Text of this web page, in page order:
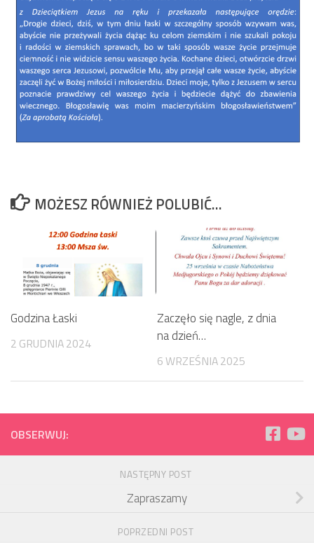
MOŻESZ RÓWNIEŻ POLUBIĆ…
Godzina Łaski
2 GRUDNIA 2024
Zaczęło się nagle, z dnia
na dzień…
6 WRZEŚNIA 2025
OBSERWUJ:
NASTĘPNY POST
Zapraszamy
POPRZEDNI POST